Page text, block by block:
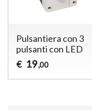
Pulsantiera con 3
pulsanti con LED
€ 19,00